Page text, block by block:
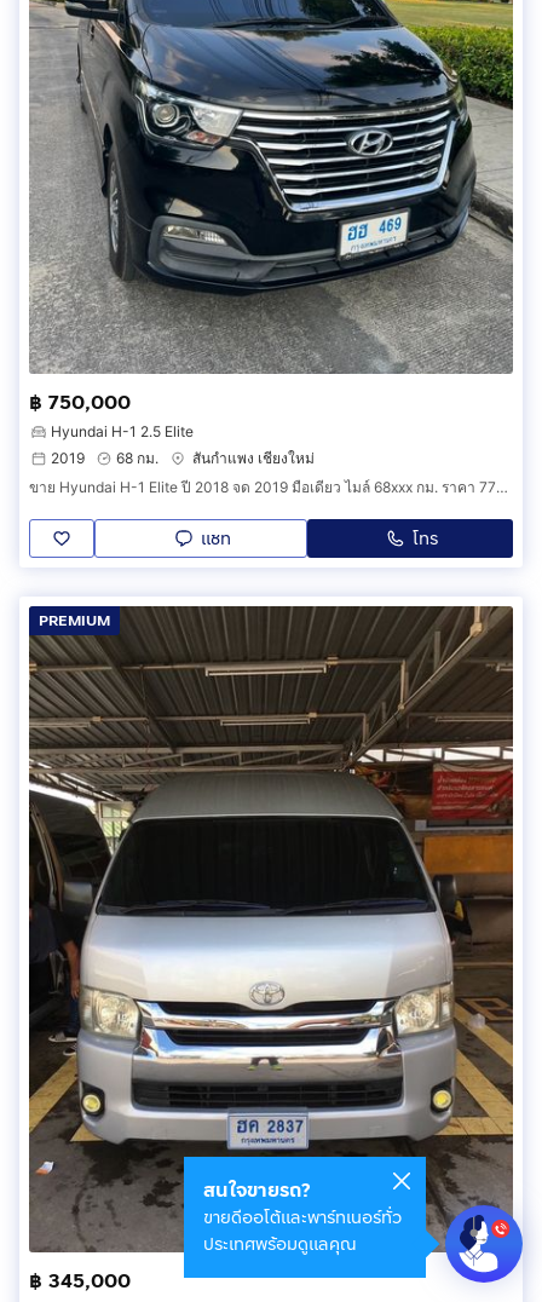
฿ 750,000
Hyundai H-1 2.5 Elite
2019
68 กม.
สันกำแพง เชียงใหม่
ขาย Hyundai H-1 Elite ปี 2018 จด 2019 มือเดียว ไมล์ 68xxx กม. ราคา 779,000 บาท
แชท โทร
PREMIUM
฿ 345,000
สนใจขายรถ?
ขายดีออโต้และพาร์ทเนอร์ทั่ว
ประเทศพร้อมดูแลคุณ